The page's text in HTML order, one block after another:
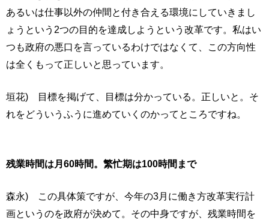
あるいは仕事以外の仲間と付き合える環境にしていきまし
ょうという2つの目的を達成しようという改革です。私はい
つも政府の悪口を言っているわけではなくて、この方向性
は全くもって正しいと思っています。
垣花) 目標を掲げて、目標は分かっている。正しいと。そ
れをどういうふうに進めていくのかってところですね。
残業時間は月60時間。繁忙期は100時間まで
森永) この具体策ですが、今年の3月に働き方改革実行計
画というのを政府が決めて。その中身ですが、残業時間を